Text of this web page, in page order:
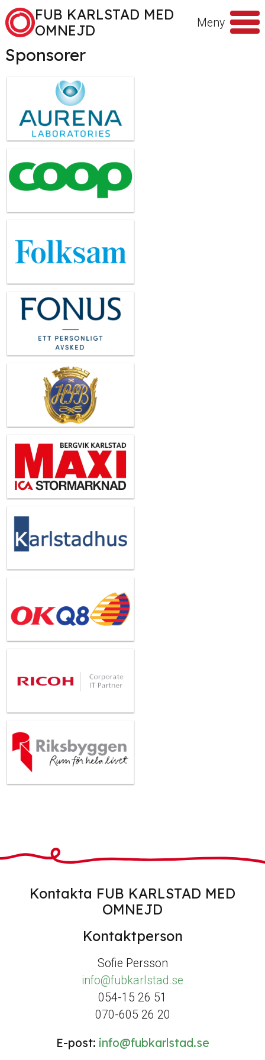
Hoppa till innehåll
FUB KARLSTAD MED
OMNEJD
Meny
Sök
efter
Sponsorer
Kontakta FUB KARLSTAD MED
OMNEJD
Kontaktperson
Sofie Persson
info@fubkarlstad.se
054-15 26 51
070-605 26 20
E-post: info@fubkarlstad.se